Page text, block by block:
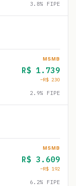
3.8% FIPE
MSMB
R$ 1.739
−R$ 230
2.9% FIPE
MSMB
R$ 3.609
−R$ 192
6.2% FIPE